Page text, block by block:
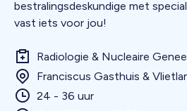
bestralingsdeskundige met
vast iets voor jou!
Radiologie & Nucleaire
Franciscus Gasthuis &
24 - 36 uur